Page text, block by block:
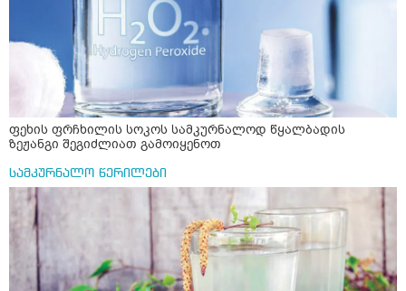
ფეხის ფრჩხილის სოკოს სამკურნალოდ წყალბადის
ზეჟანგი შეგიძლიათ გამოიყენოთ
სამკურნალო წერილები